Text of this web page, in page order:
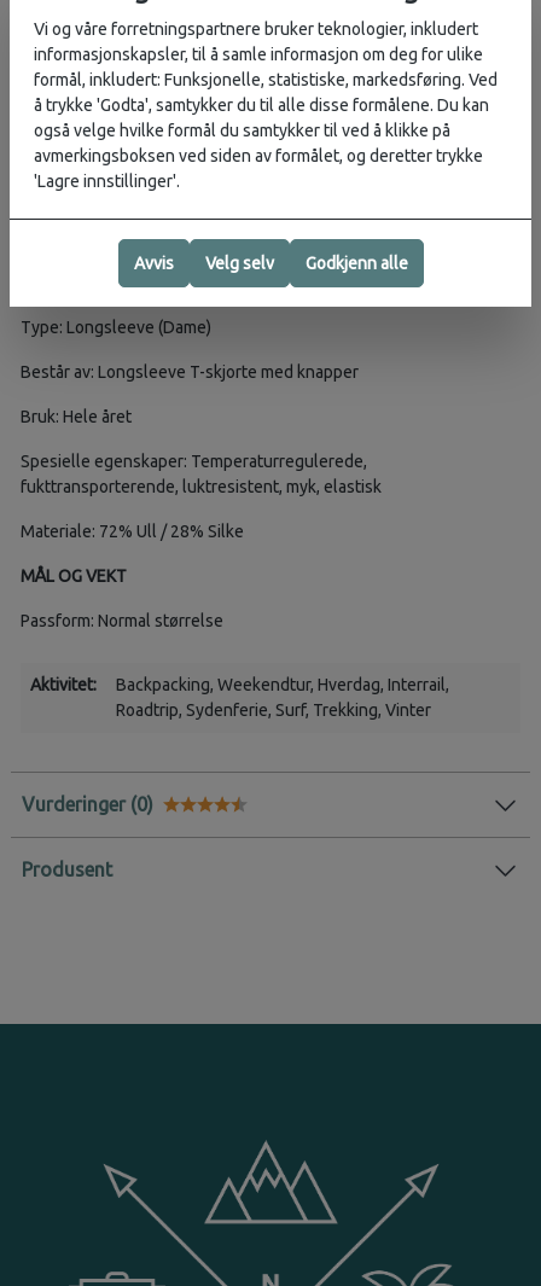
midten, som setter et ekstra kult organisk preg, estetisk sett.
Vaskeanvisningen er trykket i nakken, noe som skal gi mer komfort
enn tradisjonelle lapper sammenligent med konvensjonelle lapper.
Fargene er lett melerte, noe som bidrar til et naturlig og tilbakelent
uttrykk.
Denne longsleeven kommer med Northern Playrground sin unike
fra dag én og resten av produktets levetid.
EGENSKAPER
Type: Longsleeve (Dame)
Består av: Longsleeve T-skjorte med knapper
Bruk: Hele året
Spesielle egenskaper: Temperaturregulerede,
fukttransporterende, luktresistent, myk, elastisk
Materiale: 72% Ull / 28% Silke
MÅL OG VEKT
Passform: Normal størrelse
Aktivitet: Backpacking, Weekendtur, Hverdag, Interrail,
Roadtrip, Sydenferie, Surf, Trekking, Vinter
Vurderinger
Produsent
Vi og våre forretningspartnere bruker teknologier, inkludert
informasjonskapsler, til å samle informasjon om deg for ulike
formål, inkludert: Funksjonelle, statistiske, markedsføring. Ved
å trykke 'Godta', samtykker du til alle disse formålene. Du kan
også velge hvilke formål du samtykker til ved å klikke på
avmerkingsboksen ved siden av formålet, og deretter trykke
'Lagre innstillinger'.
Avvis Velg selv Godkjenn alle